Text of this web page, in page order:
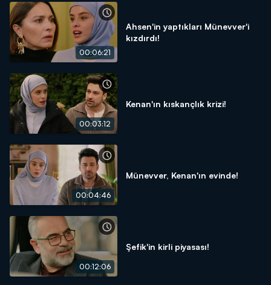
00:06:21
Ahsen'in yaptıkları Münevver'i
kızdırdı!
00:03:12
Kenan'ın kıskançlık krizi!
00:04:46
Münevver, Kenan'ın evinde!
00:12:06
Şefik'in kirli piyasası!